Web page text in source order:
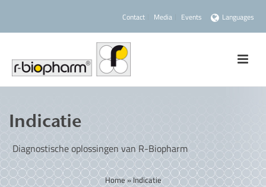
Contact Media Events Languages
Indicatie
Diagnostische oplossingen van R-Biopharm
Home»Indicatie